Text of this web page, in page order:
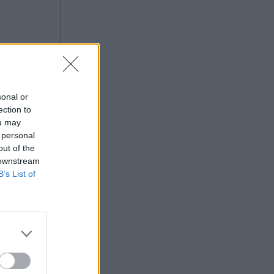
or
to
may
of the
List of
στο